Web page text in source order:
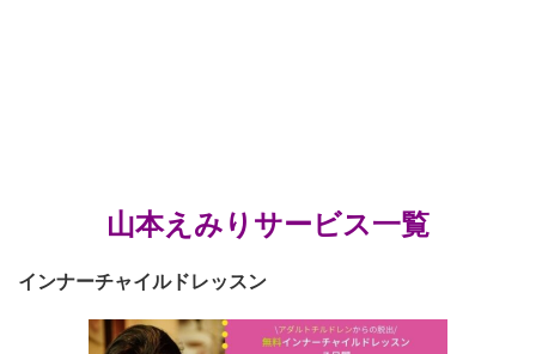
山本えみりサービス一覧
インナーチャイルドレッスン